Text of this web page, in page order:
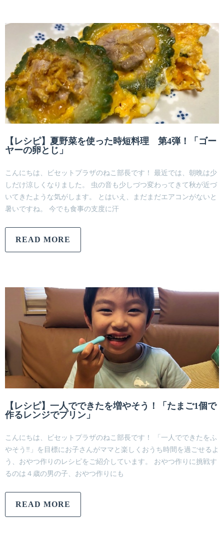
【レシピ】夏野菜を使った時短料理 第4弾！「ゴー
ヤーの卵とじ」
こんにちは、ビセットプラザのねこ部長です！ 最近では、朝晩は少
しだけ涼しくなりました。 虫の音も少しづつ変わってきて秋が近づ
いてきたような気がします。 とはいえ、まだまだエアコンがないと
暑いですね。 今でも食事の支度に汗
READ MORE
【レシピ】一人でできたを増やそう！「たまご1個で
作るレンジでプリン」
こんにちは、ビセットプラザのねこ部長です！ 「一人でできたをふ
やそう‼」を目標にお子さんがママと楽しくおうち時間を過ごせるよ
う、おやつ作りのレシピをご紹介しています。 おやつ作りに挑戦す
るのは４歳の男の子、おやつ作りにも
READ MORE